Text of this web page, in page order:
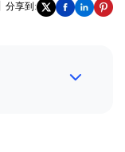
分享到: